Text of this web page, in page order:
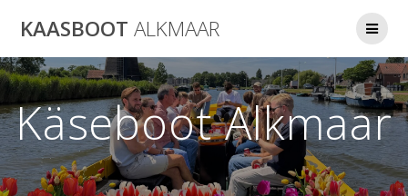
naar
KAASBOOT ALKMAAR
Käseboot Alkmaar